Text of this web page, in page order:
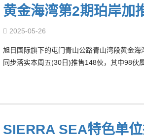
黄金海湾第2期珀岸
2025-05-26
旭日国际旗下的屯门青山公路青山湾段黄金
同步落实本周五(30日)推售148伙，其中98伙
SIERRA SEA特色单